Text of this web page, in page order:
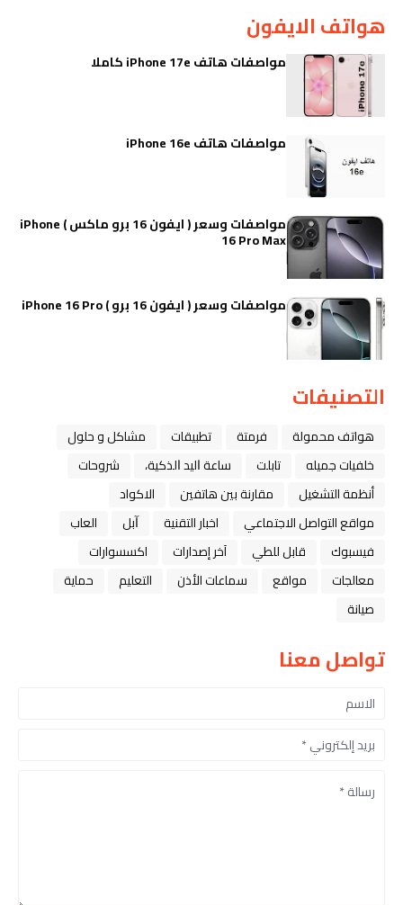
هواتف الايفون
مواصفات هاتف iPhone 17e كاملا
مواصفات هاتف iPhone 16e
مواصفات وسعر ( ايفون 16 برو ماكس ) iPhone
16 Pro Max
مواصفات وسعر ( ايفون 16 برو ) iPhone 16 Pro
التصنيفات
هواتف محمولة فرمتة تطبيقات
مشاكل و حلول
خلفيات جميله
تابلت ﺳﺎﻋﺔ ﺍﻟﻴﺪ ﺍﻟﺬﻛﻴﺔ،
شروحات
أنظمة التشغيل
مقارنة بين هاتفين
الاكواد
مواقع التواصل الاجتماعي
اخبار التقنية ﺁﺑﻞ
العاب
فيسبوك
قابل للطي آخر إصدارات
اكسسوارات
معالجات
مواقع سماعات الأذن التعليم
حماية
صيانة
تواصل معنا